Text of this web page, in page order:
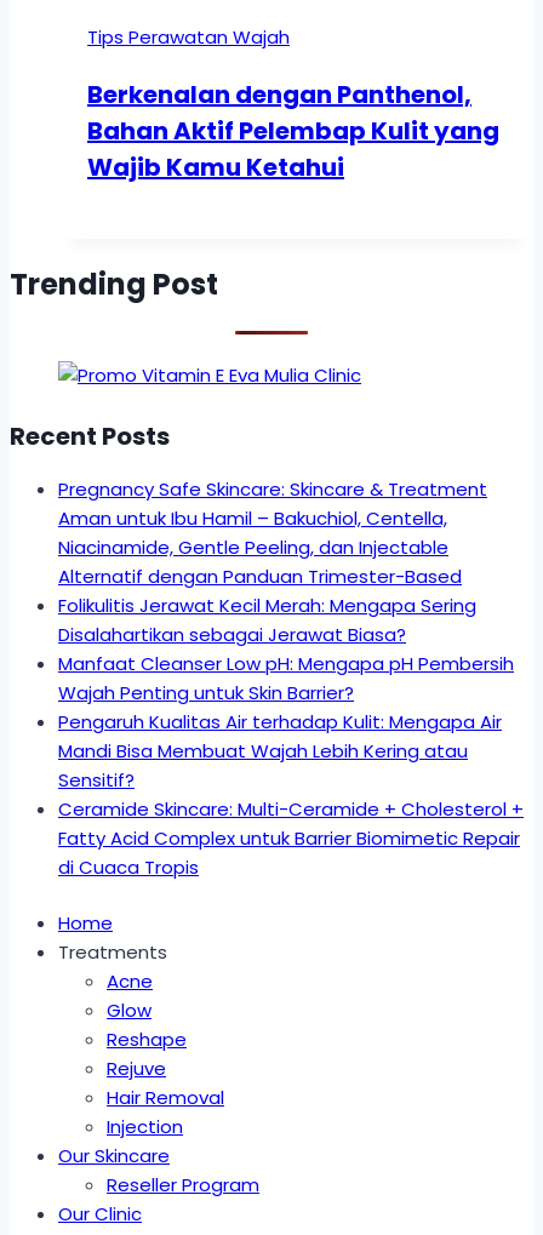
Tips Perawatan Wajah
Berkenalan dengan Panthenol,
Bahan Aktif Pelembap Kulit yang
Wajib Kamu Ketahui
Trending Post
Recent Posts
Pregnancy Safe Skincare: Skincare & Treatment
Aman untuk Ibu Hamil – Bakuchiol, Centella,
Niacinamide, Gentle Peeling, dan Injectable
Alternatif dengan Panduan Trimester-Based
Folikulitis Jerawat Kecil Merah: Mengapa Sering
Disalahartikan sebagai Jerawat Biasa?
Manfaat Cleanser Low pH: Mengapa pH Pembersih
Wajah Penting untuk Skin Barrier?
Pengaruh Kualitas Air terhadap Kulit: Mengapa Air
Mandi Bisa Membuat Wajah Lebih Kering atau
Sensitif?
Ceramide Skincare: Multi-Ceramide + Cholesterol +
Fatty Acid Complex untuk Barrier Biomimetic Repair
di Cuaca Tropis
Home
Treatments
Acne
Glow
Reshape
Rejuve
Hair Removal
Injection
Our Skincare
Reseller Program
Our Clinic